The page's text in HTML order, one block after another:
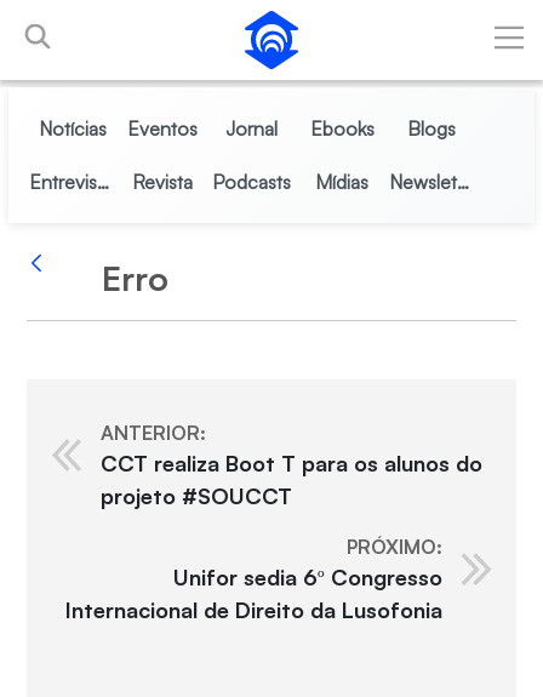
Pular para o Conteúdo principal
Notícias Eventos Jornal Ebooks Blogs
Entrevistas Revista Podcasts Mídias Newsletter
Voltar
Erro
ANTERIOR:
CCT realiza Boot T para os alunos do
projeto #SOUCCT
PRÓXIMO:
Unifor sedia 6º Congresso
Internacional de Direito da Lusofonia